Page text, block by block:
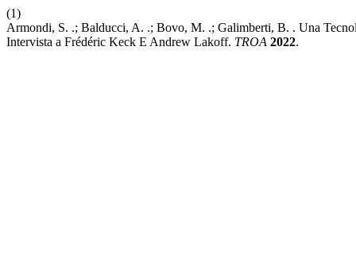
(1)
Armondi, S. .; Balducci, A. .; Bovo, M. .; Galimberti, B. . Una
Intervista a Frédéric Keck E Andrew Lakoff. TROA 2022.